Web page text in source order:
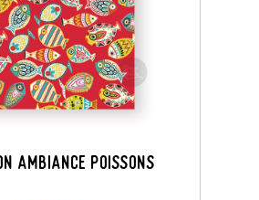
AMBIANCE POISSONS